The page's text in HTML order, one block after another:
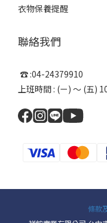
衣物保養提醒
聯絡我們
☎ :04-24379910
上班時間 : (ㄧ) ～ (五)
條款